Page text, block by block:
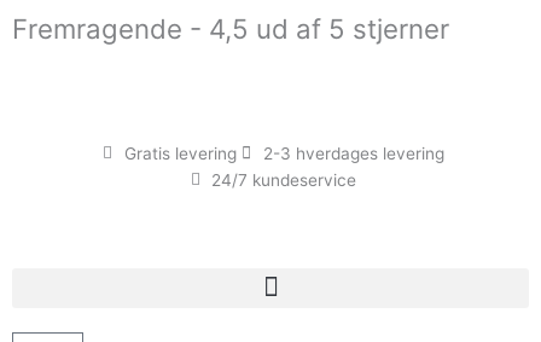
Fremragende - 4,5 ud af 5 stjerner
Gratis levering
2-3 hverdages levering
24/7 kundeservice